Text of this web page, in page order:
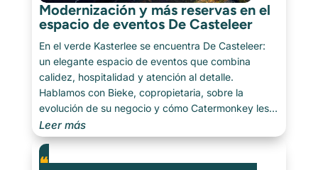
Modernización y más reservas en el
espacio de eventos De Casteleer
En el verde Kasterlee se encuentra De Casteleer:
un elegante espacio de eventos que combina
calidez, hospitalidad y atención al detalle.
Hablamos con Bieke, copropietaria, sobre la
evolución de su negocio y cómo Catermonkey les
ayuda a que cada evento funcione sin
contratiempos [...]
Leer más